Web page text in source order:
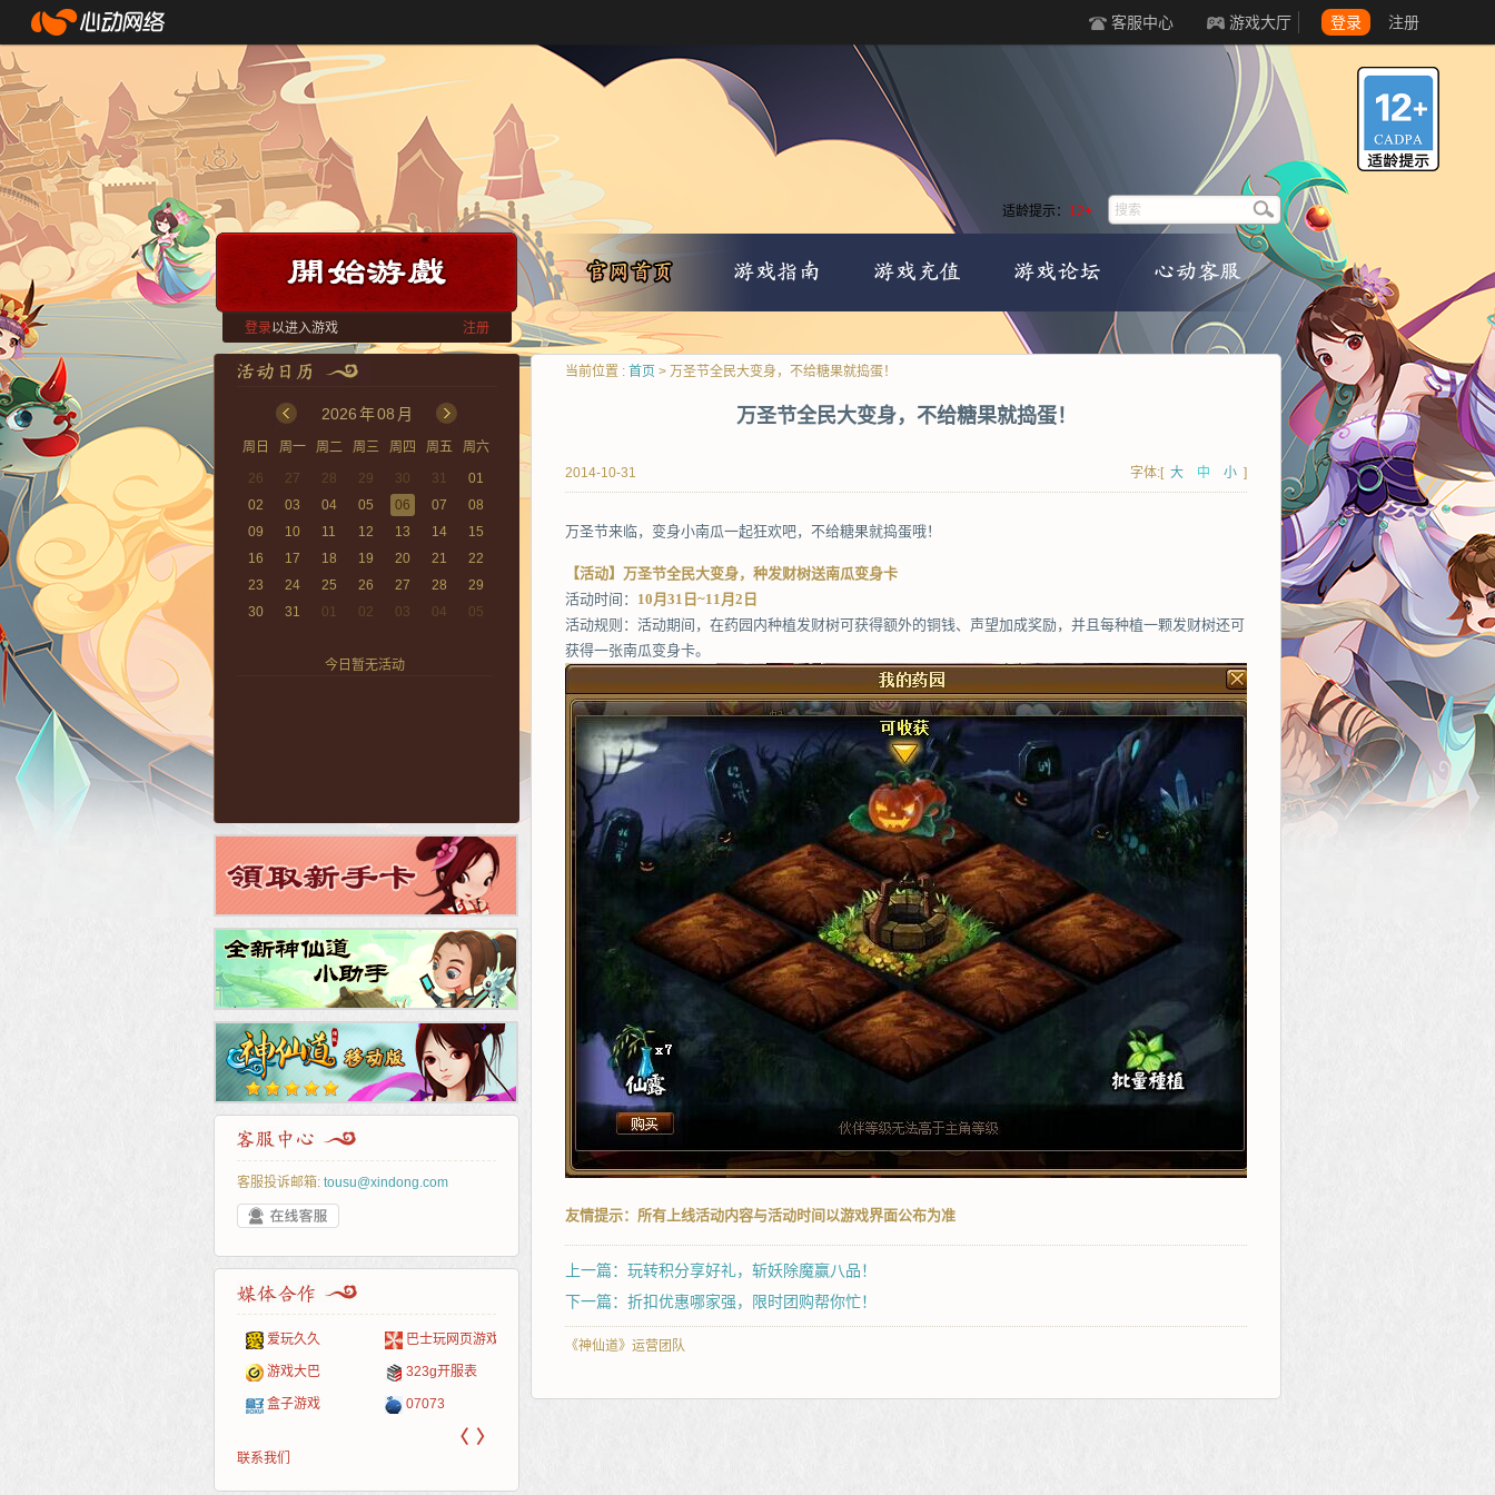
客服中心 游戏大厅 登录 注册
登录以进入游戏 注册
适龄提示： 12+
2026年08 月
周日 周一 周二 周三 周四 周五
周六
26
27 28 29 30 31
01
02
03 04 05 06 07
08
09
10 11 12 13 14
15
16
17 18 19 20 21
22
23
24 25 26 27 28
29
30
31 01 02 03 04 05
今日暂无活动
客服投诉邮箱: tousu@xindong.com
爱玩久久 巴士玩网页游戏
游戏大巴 323g开服表
盒子游戏 07073
页游网
新浪页游 网易游戏
多玩
游戏狗 Cwan
游一游
5617网游网 一游网
开服网
4q5q游戏
〈 〉
联系我们
当前位置 : 首页 > 万圣节全民大变身，不给糖果就捣蛋！
万圣节全民大变身，不给糖果就捣蛋！
2014-10-31 字体:[ 大 中 小 ]
万圣节来临，变身小南瓜一起狂欢吧，不给糖果就捣蛋哦！
【活动】万圣节全民大变身，种发财树送南瓜变身卡
活动时间： 10月31日~11月2日
活动规则：活动期间，在药园内种植发财树可获得额外的铜钱、声望加成奖励，并且每种植一颗发财树还可
获得一张南瓜变身卡。
友情提示：所有上线活动内容与活动时间以游戏界面公布为准
上一篇：玩转积分享好礼，斩妖除魔赢八品！
下一篇：折扣优惠哪家强，限时团购帮你忙！
《神仙道》运营团队